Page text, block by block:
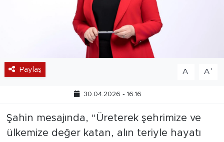
Paylaş A- A+
30.04.2026 - 16:16
Şahin mesajında, “Üreterek şehrimize ve
ülkemize değer katan, alın teriyle hayatı